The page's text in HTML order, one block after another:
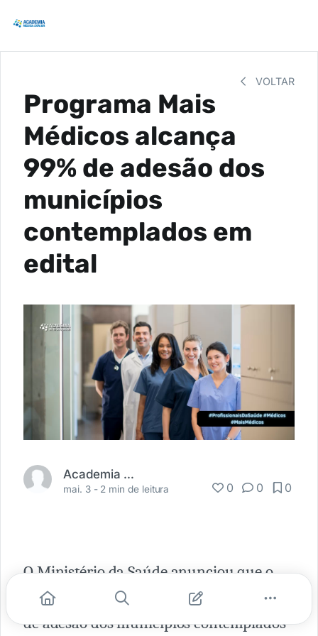
VOLTAR
Programa Mais
Médicos alcança
99% de adesão dos
municípios
contemplados em
edital
Academia Médica
mai. 3 - 2 min de leitura 0 0 0
O Ministério da Saúde anunciou que o
Programa Mais Médicosatingiu 99%
de adesão dos municípios contemplados